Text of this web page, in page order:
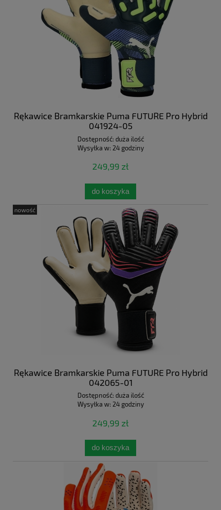
Rękawice Bramkarskie Puma FUTURE Pro Hybrid
041924-05
Dostępność: duża ilość
Wysyłka w: 24 godziny
249,99 zł
do koszyka
Rękawice Bramkarskie Puma FUTURE Pro Hybrid
042065-01
Dostępność: duża ilość
Wysyłka w: 24 godziny
249,99 zł
do koszyka
nowość